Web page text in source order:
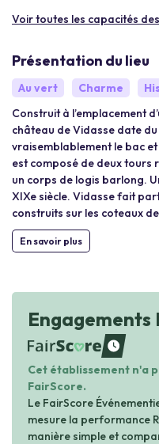
Voir toutes les capacités
Présentation du lieu
Au vert Charme
Construit à l’emplacement
château de Vidasse date
vraisemblablement le bac
est composé de deux tours
un corps de logis barlong.
XIXe siècle. Vidasse fait
construits sur les coteaux
En savoir plus
Engagements
waiting
Cet établissement n'a
FairScore.
Le FairScore
mesure la performance
manière simple et